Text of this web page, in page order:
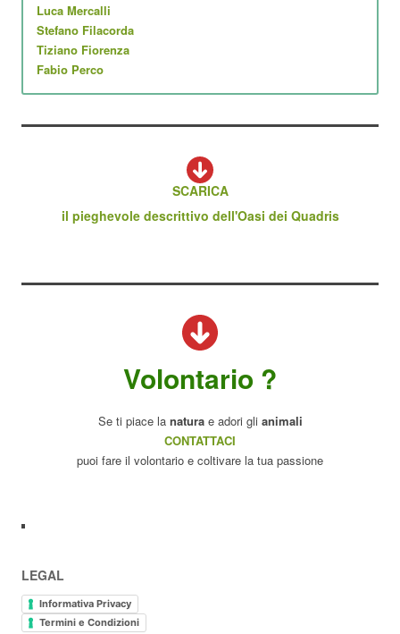
Luca Mercalli
Stefano Filacorda
Tiziano Fiorenza
Fabio Perco
SCARICA
il pieghevole descrittivo dell'Oasi dei Quadris
Volontario ?
Se ti piace la naturae adori gli animali
CONTATTACI
puoi fare il volontario e coltivare la tua passione
LEGAL
Informativa Privacy
Termini e Condizioni